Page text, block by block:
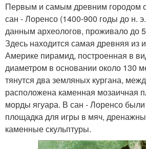
Первым и самым древним городом
сан - Лоренсо (1400-900 годы до н.
данным археологов, проживало до
Здесь находится самая древняя из
Америке пирамид, построенная в
диаметром в основании около 130
тянутся два земляных кургана,
расположена каменная мозаичная
морды ягуара. В сан - Лоренсо
площадка для игры в мяч,
каменные скульптуры.